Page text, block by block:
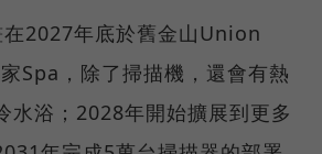
2027年底於舊金山Union
Spa，除了掃描機，還會有熱
水浴；2028年開始擴展到更多